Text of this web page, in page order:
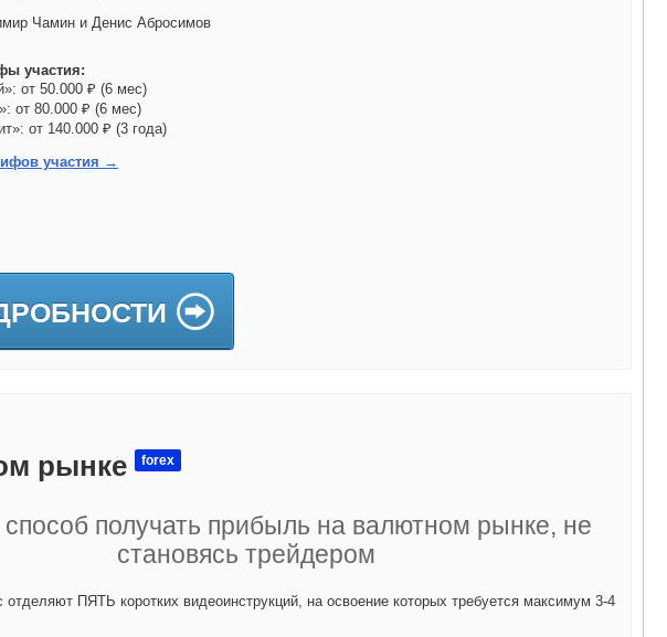
Чамин и Денис Абросимов
участия:
от 50.000 ₽ (6 мес)
от 80.000 ₽ (6 мес)
от 140.000 ₽ (3 года)
участия →
рынке forex
способ получать прибыль на валютном рынке, не
становясь трейдером
отделяют ПЯТЬ коротких видеоинструкций, на освоение которых требуется максимум 3-4